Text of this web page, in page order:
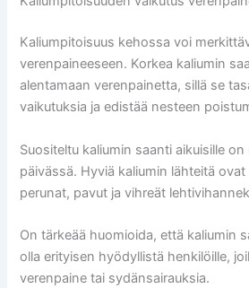
Kaliumpitoisuus kehossa voi
verenpaineeseen. Korkea kaliumin
alentamaan verenpainetta, sillä se
vaikutuksia ja edistää nesteen
Suositeltu kaliumin saanti aikuisille
päivässä. Hyviä kaliumin lähteitä
perunat, pavut ja vihreät
On tärkeää huomioida, että kaliumin
olla erityisen hyödyllistä henkilöille,
verenpaine tai sydänsairauksia.